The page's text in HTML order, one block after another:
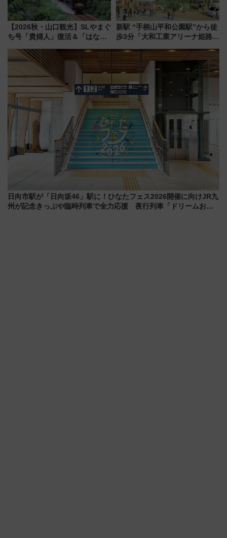
【2026秋・山口観光】SLやまぐ
ち号「貴婦人」復活＆「はなあ
注目観光列車まとめ きっぷの取
り方は？
新駅 “手柄山平和公園駅”から徒
歩3分「大和工業アリーナ姫路」
大相撲巡業など 豪華イベントと
アクセス
日向市駅が「日向坂46」駅に！ひなたフェス2026開催に向けJR九
州が記念きっぷや臨時列車で全力応援 夜行列車「ドリームおひ